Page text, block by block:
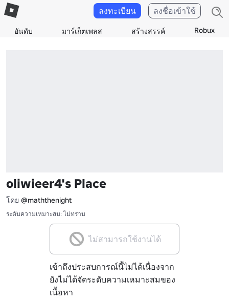
อันดับ มาร์เก็ตเพลส สร้างสรรค์ Robux
ลงทะเบียน ลงชื่อเข้าใช้
oliwieer4's Place
โดย @maththenight
ระดับความเหมาะสม: ไม่ทราบ
ไม่สามารถใช้งานได้
เข้าถึงประสบการณ์นี้ไม่ได้เนื่องจาก
ยังไม่ได้จัดระดับความเหมาะสมของ
เนื้อหา